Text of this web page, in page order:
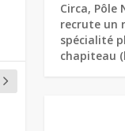
Circa, Pôle
recrute un
spécialité
chapiteau